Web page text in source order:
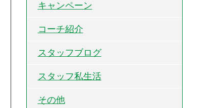
キャンペーン
コーチ紹介
スタッフブログ
スタッフ私生活
その他